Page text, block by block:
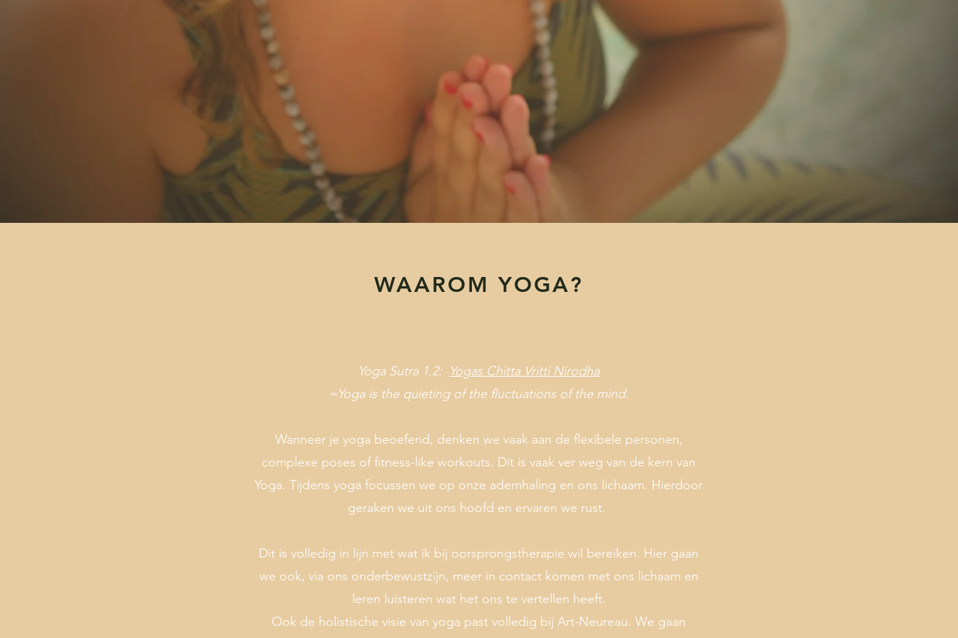
WAAROM YOGA?
Yoga Sutra 1.2: Yogas Chitta Vritti Nirodha
=Yoga is the quieting of the fluctuations of the mind.
Wanneer je yoga beoefend, denken we vaak aan de flexibele personen,
complexe poses of fitness-like workouts. Dit is vaak ver weg van de kern van
Yoga. Tijdens yoga focussen we op onze ademhaling en ons lichaam. Hierdoor
geraken we uit ons hoofd en ervaren we rust.
Dit is volledig in lijn met wat ik bij oorsprongstherapie wil bereiken. Hier gaan
we ook, via ons onderbewustzijn, meer in contact komen met ons lichaam en
leren luisteren wat het ons te vertellen heeft.
Ook de holistische visie van yoga past volledig bij Art-Neureau. We gaan